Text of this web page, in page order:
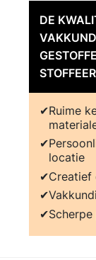
DE
Ruime
locatie
Creatief